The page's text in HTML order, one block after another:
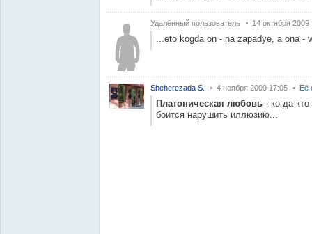
Удалённый пользователь 14 октября 2009
...eto kogda on - na zapadye, a ona -
Sheherezada S. 4 ноября 2009 17:05 Её
Платоническая любовь - когда
боится нарушить иллюзию...